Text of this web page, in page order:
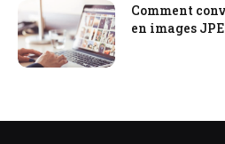
Comment
en images